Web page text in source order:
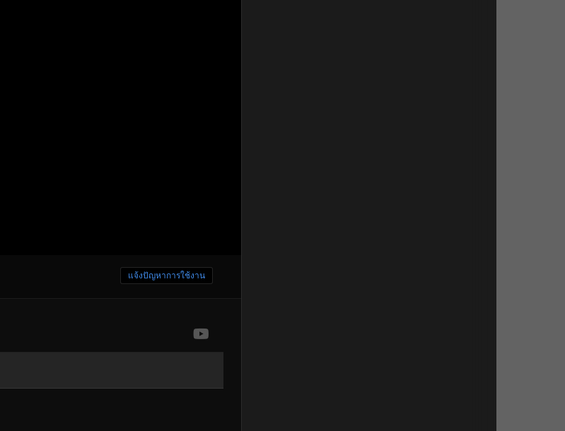
แจ้งปัญหาการใช้งาน